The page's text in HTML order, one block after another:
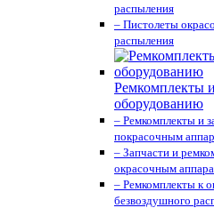
распыления
– Пистолеты
распыления
Ремкомплекты
оборудованию
– Ремкомплекты и
покрасочным
– Запчасти и
окрасочным
– Ремкомплекты к
безвоздушного